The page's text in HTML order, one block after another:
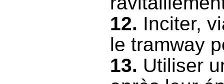
12. Inciter,
le tramway
13. Utiliser